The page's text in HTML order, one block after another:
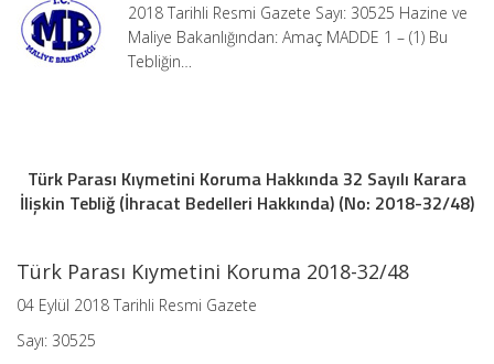
Tebliğ
(İhracat
Bedelleri
2018 Tarihli Resmi Gazete Sayı: 30525 Hazine ve
Maliye Bakanlığından: Amaç MADDE 1 – (1) Bu
Tebliğin…
Türk Parası Kıymetini Koruma Hakkında 32 Sayılı Karara
İlişkin Tebliğ (İhracat Bedelleri Hakkında) (No: 2018-32/48)
Türk Parası Kıymetini Koruma 2018-32/48
04 Eylül 2018 Tarihli Resmi Gazete
Sayı: 30525